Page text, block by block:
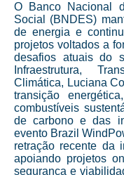
O Banco Nacional
Social (BNDES)
de energia e
projetos voltados a
desafios atuais do
Infraestrutura,
Climática, Luciana
transição
combustíveis
de carbono e das
evento Brazil
retração recente da
apoiando projetos
segurança e